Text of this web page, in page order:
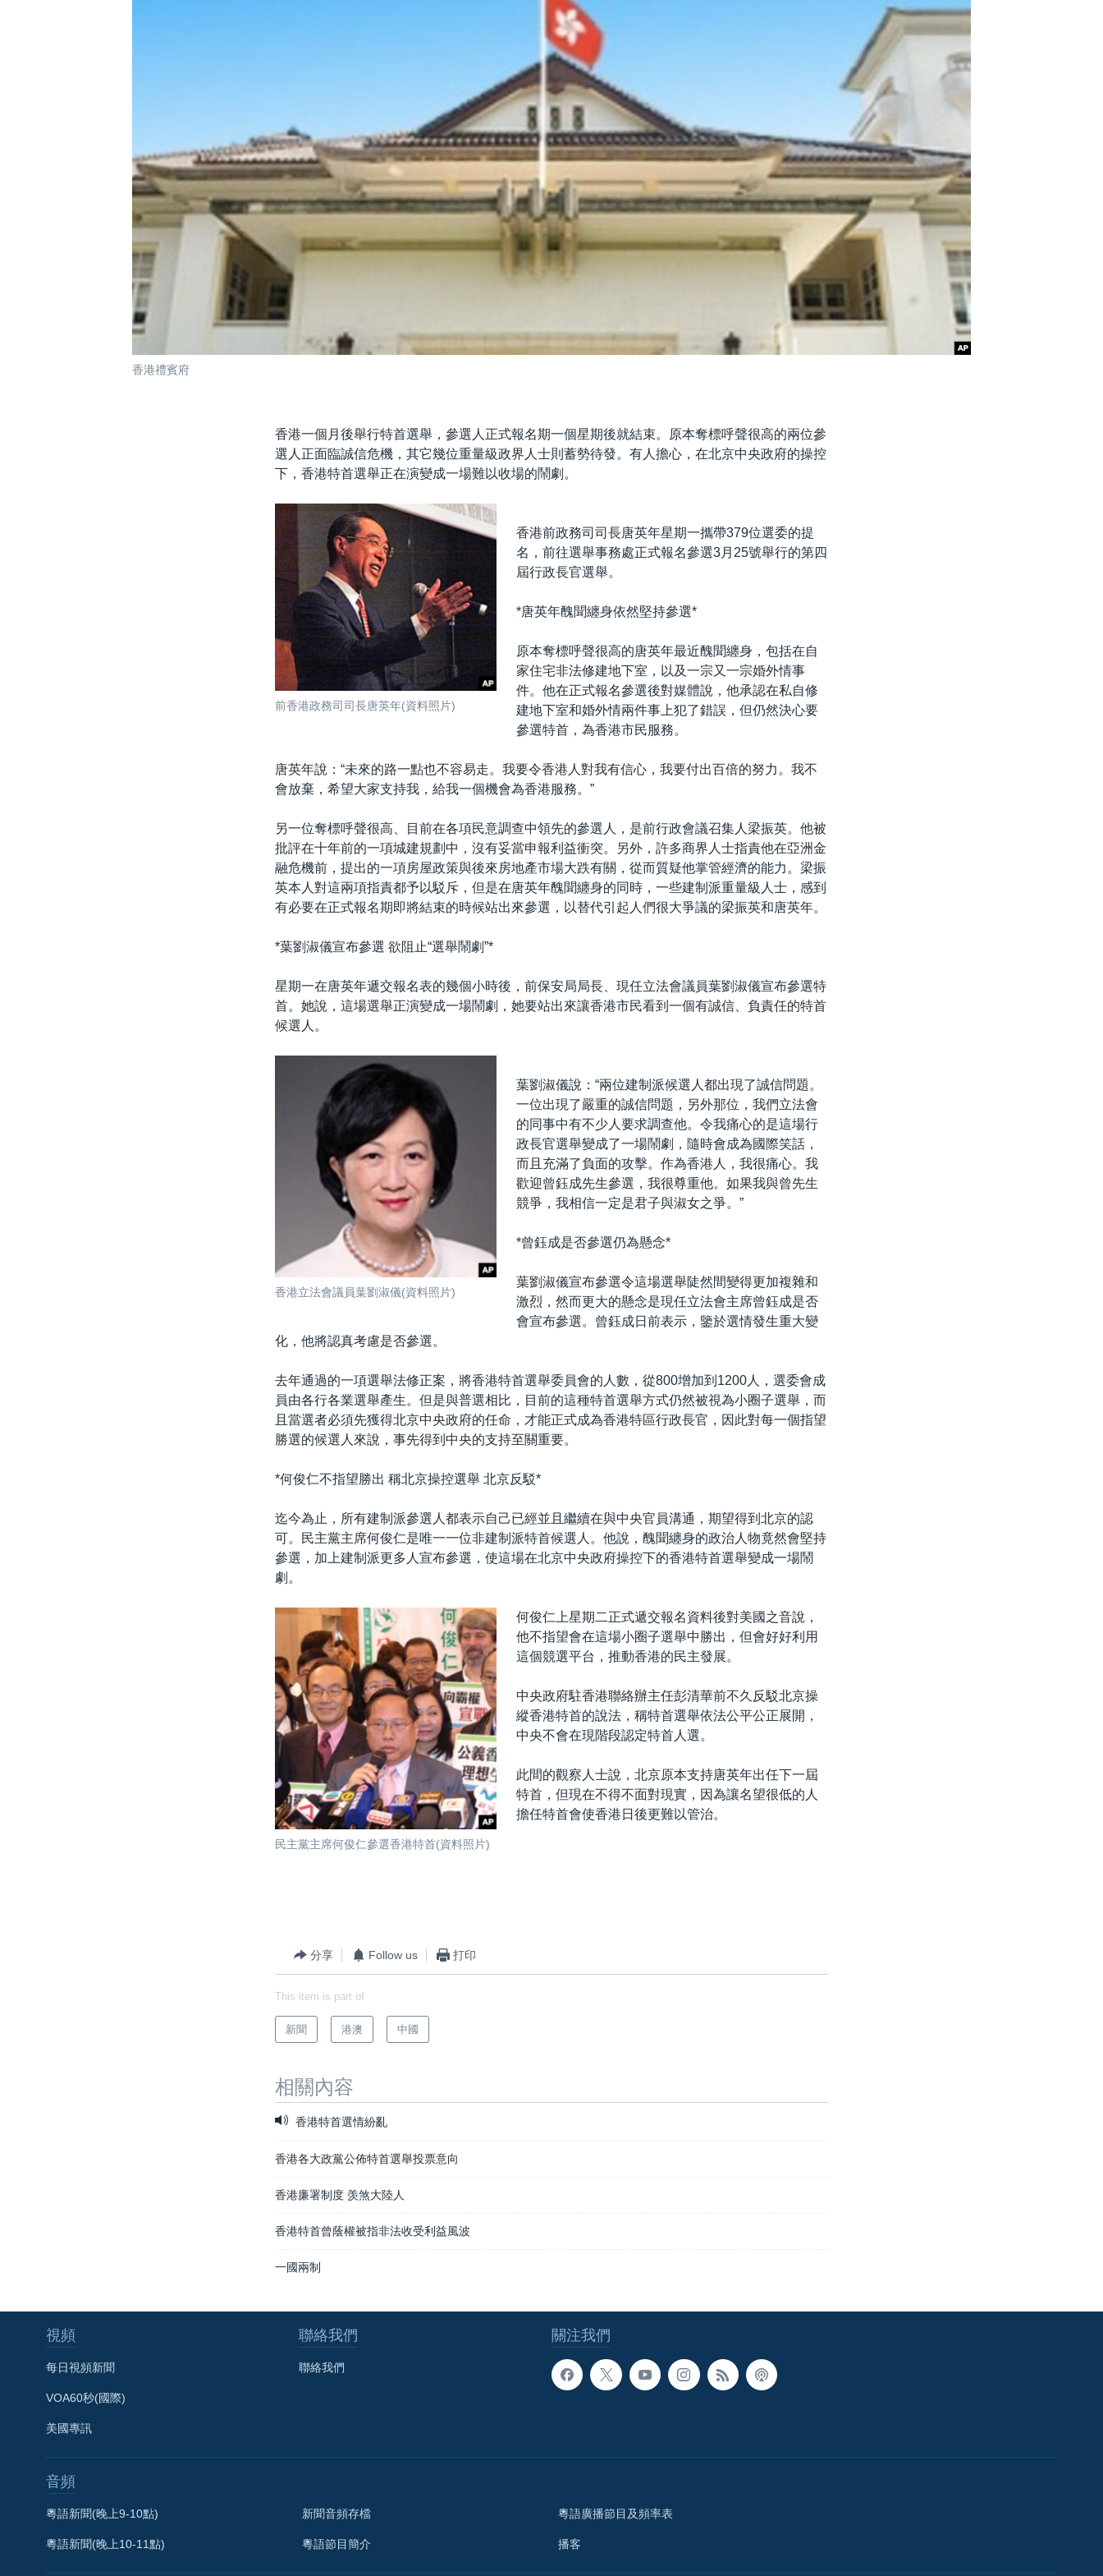
香港禮賓府
香港一個月後舉行特首選舉，參選人正式報名期一個星期後就結束。原本奪標呼聲很高的兩位參
選人正面臨誠信危機，其它幾位重量級政界人士則蓄勢待發。有人擔心，在北京中央政府的操控
下，香港特首選舉正在演變成一場難以收場的鬧劇。
前香港政務司司長唐英年(資料照片)
香港前政務司司長唐英年星期一攜帶379位選委的提
名，前往選舉事務處正式報名參選3月25號舉行的第四
屆行政長官選舉。
*唐英年醜聞纏身依然堅持參選*
原本奪標呼聲很高的唐英年最近醜聞纏身，包括在自
家住宅非法修建地下室，以及一宗又一宗婚外情事
件。他在正式報名參選後對媒體說，他承認在私自修
建地下室和婚外情兩件事上犯了錯誤，但仍然決心要
參選特首，為香港市民服務。
唐英年說：“未來的路一點也不容易走。我要令香港人對我有信心，我要付出百倍的努力。我不
會放棄，希望大家支持我，給我一個機會為香港服務。”
另一位奪標呼聲很高、目前在各項民意調查中領先的參選人，是前行政會議召集人梁振英。他被
批評在十年前的一項城建規劃中，沒有妥當申報利益衝突。另外，許多商界人士指責他在亞洲金
融危機前，提出的一項房屋政策與後來房地產市場大跌有關，從而質疑他掌管經濟的能力。梁振
英本人對這兩項指責都予以駁斥，但是在唐英年醜聞纏身的同時，一些建制派重量級人士，感到
有必要在正式報名期即將結束的時候站出來參選，以替代引起人們很大爭議的梁振英和唐英年。
*葉劉淑儀宣布參選 欲阻止“選舉鬧劇”*
星期一在唐英年遞交報名表的幾個小時後，前保安局局長、現任立法會議員葉劉淑儀宣布參選特
首。她說，這場選舉正演變成一場鬧劇，她要站出來讓香港市民看到一個有誠信、負責任的特首
候選人。
香港立法會議員葉劉淑儀(資料照片)
葉劉淑儀說：“兩位建制派候選人都出現了誠信問題。
一位出現了嚴重的誠信問題，另外那位，我們立法會
的同事中有不少人要求調查他。令我痛心的是這場行
政長官選舉變成了一場鬧劇，隨時會成為國際笑話，
而且充滿了負面的攻擊。作為香港人，我很痛心。我
歡迎曾鈺成先生參選，我很尊重他。如果我與曾先生
競爭，我相信一定是君子與淑女之爭。”
*曾鈺成是否參選仍為懸念*
葉劉淑儀宣布參選令這場選舉陡然間變得更加複雜和
激烈，然而更大的懸念是現任立法會主席曾鈺成是否
會宣布參選。曾鈺成日前表示，鑒於選情發生重大變
化，他將認真考慮是否參選。
去年通過的一項選舉法修正案，將香港特首選舉委員會的人數，從800增加到1200人，選委會成
員由各行各業選舉產生。但是與普選相比，目前的這種特首選舉方式仍然被視為小圈子選舉，而
且當選者必須先獲得北京中央政府的任命，才能正式成為香港特區行政長官，因此對每一個指望
勝選的候選人來說，事先得到中央的支持至關重要。
*何俊仁不指望勝出 稱北京操控選舉 北京反駁*
迄今為止，所有建制派參選人都表示自己已經並且繼續在與中央官員溝通，期望得到北京的認
可。民主黨主席何俊仁是唯一一位非建制派特首候選人。他說，醜聞纏身的政治人物竟然會堅持
參選，加上建制派更多人宣布參選，使這場在北京中央政府操控下的香港特首選舉變成一場鬧
劇。
民主黨主席何俊仁參選香港特首(資料照片)
何俊仁上星期二正式遞交報名資料後對美國之音說，
他不指望會在這場小圈子選舉中勝出，但會好好利用
這個競選平台，推動香港的民主發展。
中央政府駐香港聯絡辦主任彭清華前不久反駁北京操
縱香港特首的說法，稱特首選舉依法公平公正展開，
中央不會在現階段認定特首人選。
此間的觀察人士說，北京原本支持唐英年出任下一屆
特首，但現在不得不面對現實，因為讓名望很低的人
擔任特首會使香港日後更難以管治。
分享 Follow us 打印
This item is part of
新聞 港澳 中國
相關內容
香港特首選情紛亂
香港各大政黨公佈特首選舉投票意向
香港廉署制度 羡煞大陸人
香港特首曾蔭權被指非法收受利益風波
一國兩制
關注我們
視頻
每日視頻新聞
VOA60秒(國際)
美國專訊
聯絡我們
聯絡我們
音頻
粵語新聞(晚上9-10點)
粵語新聞(晚上10-11點)
新聞音頻存檔
粵語節目簡介
粵語廣播節目及頻率表
播客